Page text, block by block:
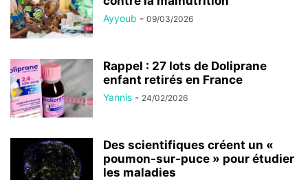
Ayyoub - 09/03/2026
Rappel : 27 lots de Doliprane
enfant retirés en France
Yannis - 24/02/2026
Des scientifiques créent un «
poumon-sur-puce » pour étudier
les maladies